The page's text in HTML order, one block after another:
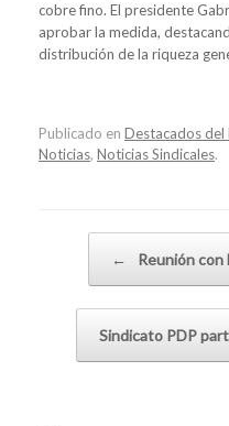
cobre fino. El presidente
aprobar la medida,
distribución de la riqueza
Publicado en Destacados del
Noticias, Noticias Sindicales.
← Reunión
Sindicato PDP